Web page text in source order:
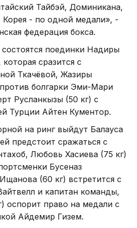
Тайбэй, Доминикана,
Корея - по одной медали», -
федерация бокса.
поединки Надиры
сразится с
Ткачёвой, Жазиры
болгарки Эми-Мари
Русланкызы (50 кг) с
Турции Айтен Кументор.
на ринг выйдут Балауса
предстоит сражаться с
Любовь Хасиева (75 кг)
Бусеназ
(60 кг) встретится с
и капитан команды,
оспорит право на медали с
Айдемир Гизем.